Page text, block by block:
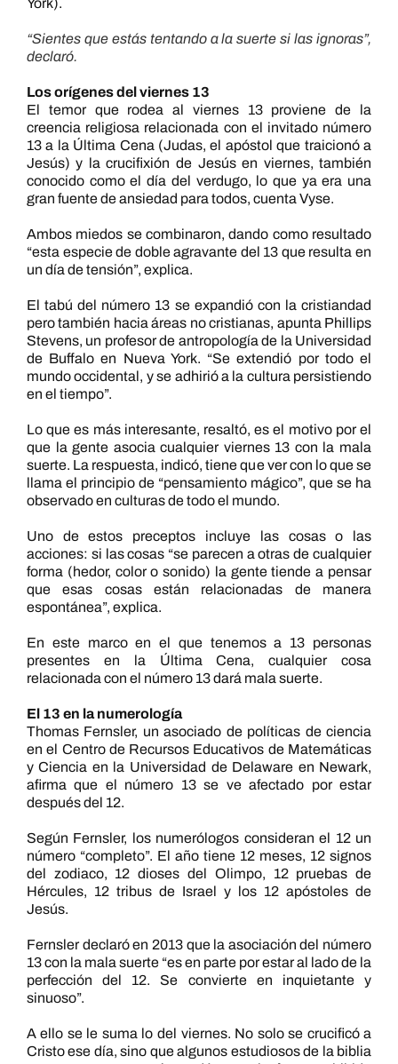
York).
“Sientes que estás tentando a la suerte si las ignoras”,
declaró.
Los orígenes del viernes 13
El temor que rodea al viernes 13 proviene de la
creencia religiosa relacionada con el invitado número
13 a la Última Cena (Judas, el apóstol que traicionó a
Jesús) y la crucifixión de Jesús en viernes, también
conocido como el día del verdugo, lo que ya era una
gran fuente de ansiedad para todos, cuenta Vyse.
Ambos miedos se combinaron, dando como resultado
“esta especie de doble agravante del 13 que resulta en
un día de tensión”, explica.
El tabú del número 13 se expandió con la cristiandad
pero también hacia áreas no cristianas, apunta Phillips
Stevens, un profesor de antropología de la Universidad
de Buffalo en Nueva York. “Se extendió por todo el
mundo occidental, y se adhirió a la cultura persistiendo
en el tiempo”.
Lo que es más interesante, resaltó, es el motivo por el
que la gente asocia cualquier viernes 13 con la mala
suerte. La respuesta, indicó, tiene que ver con lo que se
llama el principio de “pensamiento mágico”, que se ha
observado en culturas de todo el mundo.
Uno de estos preceptos incluye las cosas o las
acciones: si las cosas “se parecen a otras de cualquier
forma (hedor, color o sonido) la gente tiende a pensar
que esas cosas están relacionadas de manera
espontánea”, explica.
En este marco en el que tenemos a 13 personas
presentes en la Última Cena, cualquier cosa
relacionada con el número 13 dará mala suerte.
El 13 en la numerología
Thomas Fernsler, un asociado de políticas de ciencia
en el Centro de Recursos Educativos de Matemáticas
y Ciencia en la Universidad de Delaware en Newark,
afirma que el número 13 se ve afectado por estar
después del 12.
Según Fernsler, los numerólogos consideran el 12 un
número “completo”. El año tiene 12 meses, 12 signos
del zodiaco, 12 dioses del Olimpo, 12 pruebas de
Hércules, 12 tribus de Israel y los 12 apóstoles de
Jesús.
Fernsler declaró en 2013 que la asociación del número
13 con la mala suerte “es en parte por estar al lado de la
perfección del 12. Se convierte en inquietante y
sinuoso”.
A ello se le suma lo del viernes. No solo se crucificó a
Cristo ese día, sino que algunos estudiosos de la biblia